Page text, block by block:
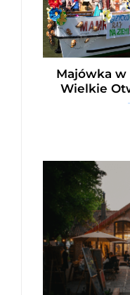
Majówka w
Wielkie